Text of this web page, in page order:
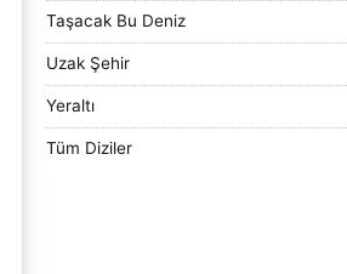
Taşacak Bu Deniz
Uzak Şehir
Yeraltı
Tüm Diziler